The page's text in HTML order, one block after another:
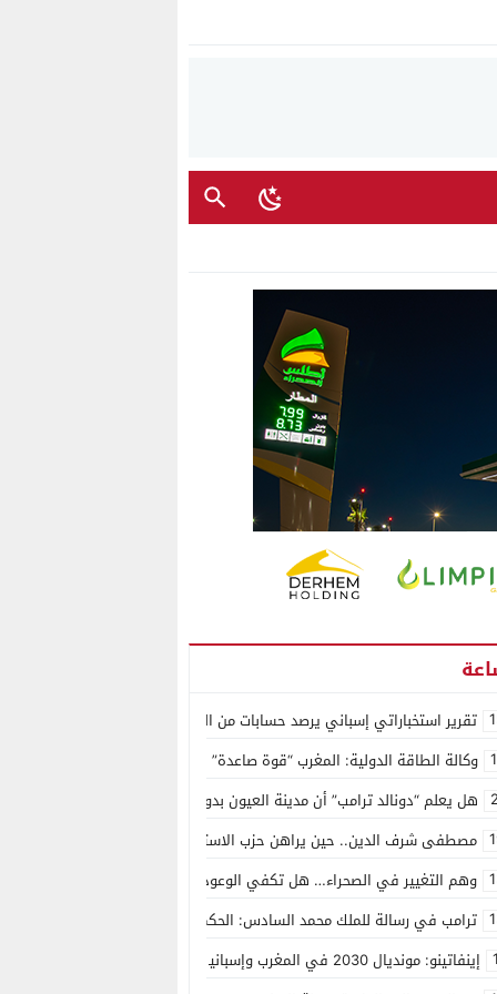
تقرير استخباراتي إسباني يرصد حسابات من الجزائر وأرقاما بـ”213+” ضمن حملة رقمية منظمة حرّضت على اقتحام سبتة
وكالة الطاقة الدولية: المغرب “قوة صاعدة” في سوق المعادن الاستراتيجية
هل يعلم “دونالد ترامب” أن مدينة العيون بدون ماء؟
مصطفى شرف الدين.. حين يراهن حزب الاستقلال على الكفاءة ويمنح الشباب
وهم التغيير في الصحراء… هل تكفي الوعود الفارغة لصناعة الواقع؟
ترامب في رسالة للملك محمد السادس: الحكم الذاتي هو الأساس الوحيد لحل
إينفاتينو: مونديال 2030 في المغرب وإسبانيا والبرتغال سيكون “الأجمل في التاريخ”